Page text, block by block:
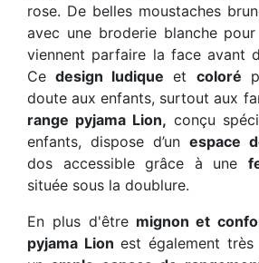
rose. De belles moustaches
avec une broderie blanche
viennent parfaire la face avant
Cedesign ludique et coloré
doute aux enfants, surtout aux
range pyjama Lion, conçu
enfants, dispose d’un espace
dos accessible grâce à une
située sous la doublure.
En plus d'êtremignon et
pyjama Lion est également très